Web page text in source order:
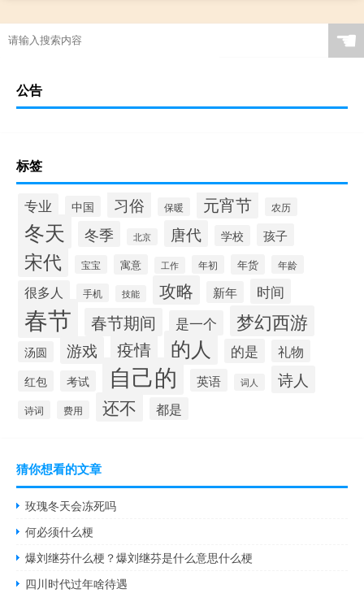
☚
公告
标签
专业 中国 习俗 保暖 元宵节 农历
冬天 冬季 北京 唐代 学校 孩子
宋代 宝宝 寓意 工作 年初 年货 年龄
很多人 手机 技能 攻略 新年 时间
春节 春节期间 是一个 梦幻西游
汤圆 游戏 疫情 的人 的是 礼物
红包 考试 自己的 英语 词人 诗人
诗词 费用 还不 都是
猜你想看的文章
玫瑰冬天会冻死吗
何必须什么梗
爆刘继芬什么梗？爆刘继芬是什么意思什么梗
四川时代过年啥待遇